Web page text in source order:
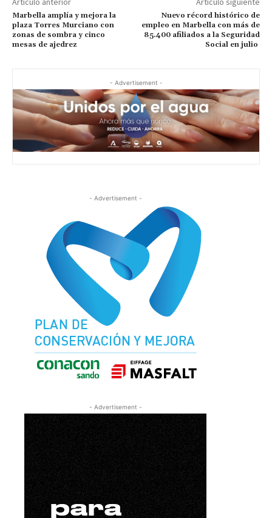
Marbella amplía y mejora la
plaza Torres Murciano con
zonas de sombra y cinco
mesas de ajedrez
Nuevo récord histórico de
empleo en Marbella con más de
85.400 afiliados a la Seguridad
Social en julio
- Advertisement -
- Advertisement -
- Advertisement -